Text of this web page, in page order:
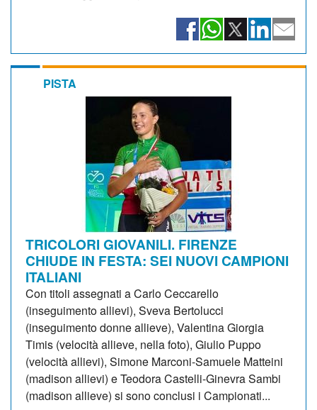
PISTA
TRICOLORI GIOVANILI. FIRENZE
CHIUDE IN FESTA: SEI NUOVI CAMPIONI
ITALIANI
Con titoli assegnati a Carlo Ceccarello
(inseguimento allievi), Sveva Bertolucci
(inseguimento donne allieve), Valentina Giorgia
Timis (velocità allieve, nella foto), Giulio Puppo
(velocità allievi), Simone Marconi-Samuele Matteini
(madison allievi) e Teodora Castelli-Ginevra Sambi
(madison allieve) si sono conclusi i Campionati...